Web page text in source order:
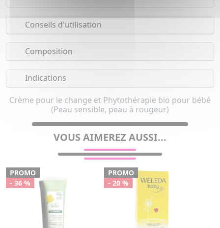
Conseils d'utilisation
Composition
Indications
Crème pour le change et Phytothérapie bio pour bébé
(Peau sensible, peau à rougeur)
VOUS AIMEREZ AUSSI...
PROMO
- 36 %
PROMO
- 20 %